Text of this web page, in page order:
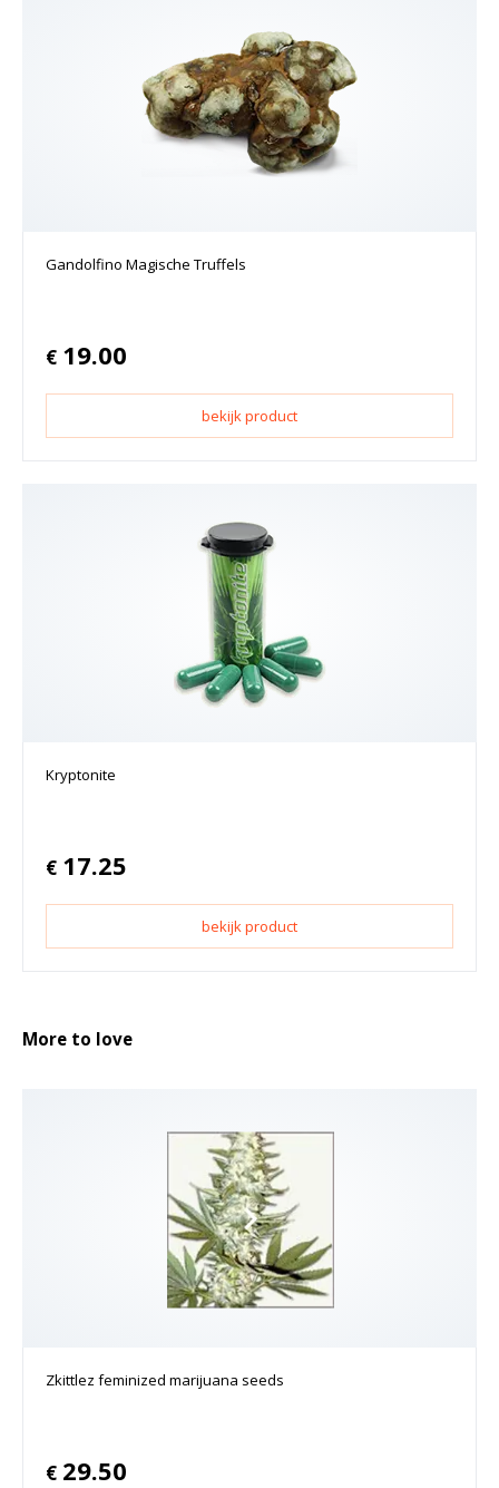
Gandolfino Magische Truffels
€ 19.00
bekijk product
Kryptonite
€ 17.25
bekijk product
More to love
Zkittlez feminized marijuana seeds
€ 29.50